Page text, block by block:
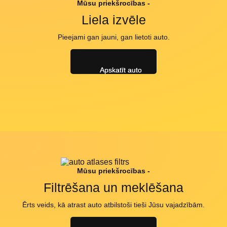
Mūsu priekšrocības -
Liela izvēle
Pieejami gan jauni, gan lietoti auto.
Mūsu priekšrocības -
Filtrēšana un meklēšana
Ērts veids, kā atrast auto atbilstoši tieši Jūsu vajadzībām.